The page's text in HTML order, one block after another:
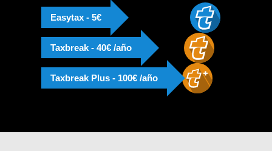
Easytax - 5€
Taxbreak - 40€ /año
Taxbreak Plus - 100€ /año